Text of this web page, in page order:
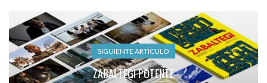
SIGUIENTE ARTÍCULO
ZABALTEGI POTENTE